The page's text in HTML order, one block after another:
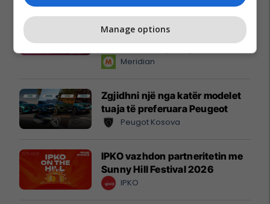
gërvishtëse plotësisht digjitale
instant!Meridian
Zgjidhni një nga katër modelet
tuaja të preferuara Peugeot
Peugot Kosova
IPKO vazhdon partneritetin me
Sunny Hill Festival 2026
IPKO
Manage options